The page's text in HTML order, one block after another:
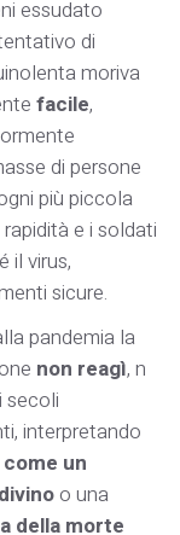
essudato
di
moriva
facile,
di persone
più piccola
e i soldati
il virus,
sicure.
pandemia la
non reagì, n
secoli
interpretando
come un
o una
della morte